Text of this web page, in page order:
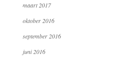
maart 2017
oktober 2016
september 2016
juni 2016